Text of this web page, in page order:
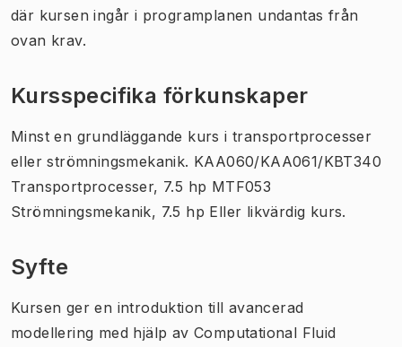
där kursen ingår i programplanen undantas från
ovan krav.
Kursspecifika förkunskaper
Minst en grundläggande kurs i transportprocesser
eller strömningsmekanik. KAA060/KAA061/KBT340
Transportprocesser, 7.5 hp MTF053
Strömningsmekanik, 7.5 hp Eller likvärdig kurs.
Syfte
Kursen ger en introduktion till avancerad
modellering med hjälp av Computational Fluid